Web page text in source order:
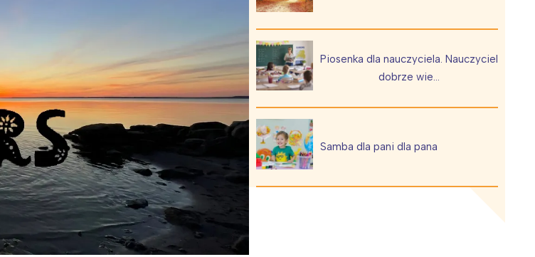
Pszczoła i kwitnący ul Wiewiórka na kwitnącym polu
Piosenka dla nauczyciela. Nauczyciel
dobrze wie…
Samba dla pani dla pana